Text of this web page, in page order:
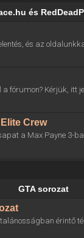
és
és az
a fórumon? Kérjük, itt
Crew
a Max Payne 3-
GTA sorozat
érintő